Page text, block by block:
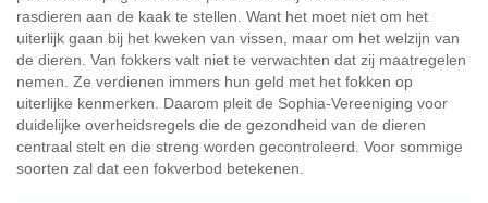
rasdieren aan de kaak te stellen. Want het moet niet om het
uiterlijk gaan bij het kweken van vissen, maar om het welzijn van
de dieren. Van fokkers valt niet te verwachten dat zij maatregelen
nemen. Ze verdienen immers hun geld met het fokken op
uiterlijke kenmerken. Daarom pleit de Sophia-Vereeniging voor
duidelijke overheidsregels die de gezondheid van de dieren
centraal stelt en die streng worden gecontroleerd. Voor sommige
soorten zal dat een fokverbod betekenen.